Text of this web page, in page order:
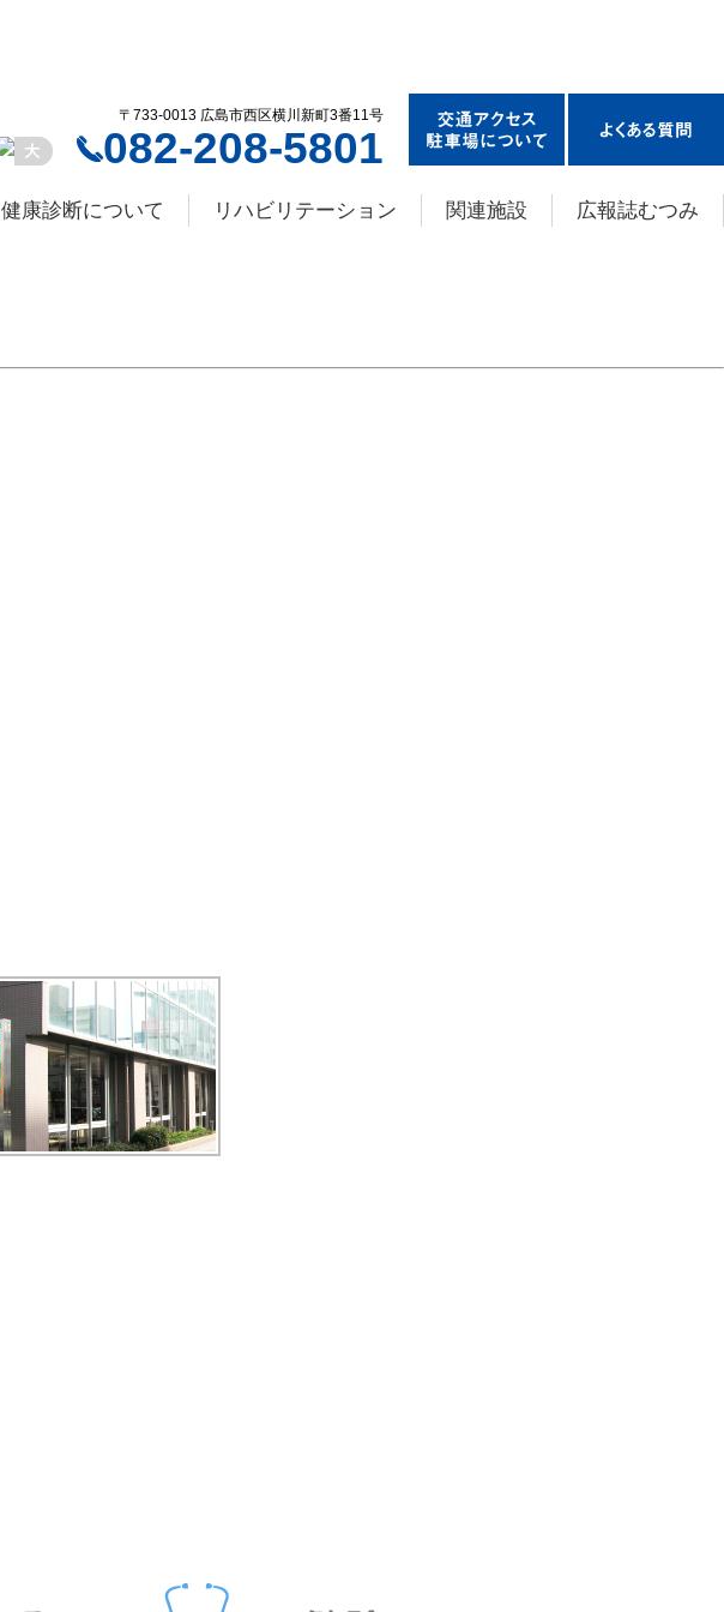
〒733-0013 広島市西区横川新町3番11号
082-208-5801
健康診断について リハビリテーション 関連施設 広報誌むつみ